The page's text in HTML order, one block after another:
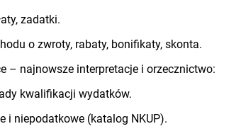
zadatki.
o zwroty, rabaty, bonifikaty, skonta.
– najnowsze interpretacje i orzecznictwo:
kwalifikacji wydatków.
i niepodatkowe (katalog NKUP).